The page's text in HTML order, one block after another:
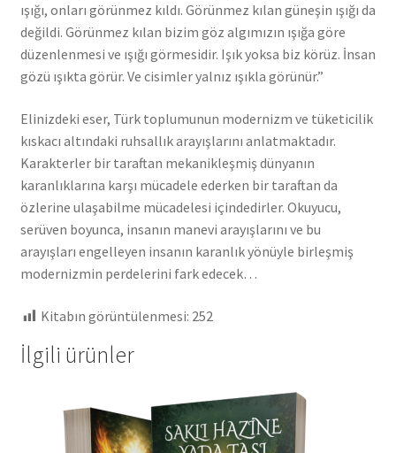
ışığı, onları görünmez kıldı. Görünmez kılan güneşin ışığı da
değildi. Görünmez kılan bizim göz algımızın ışığa göre
düzenlenmesi ve ışığı görmesidir. Işık yoksa biz körüz. İnsan
gözü ışıkta görür. Ve cisimler yalnız ışıkla görünür.”
Elinizdeki eser, Türk toplumunun modernizm ve tüketicilik
kıskacı altındaki ruhsallık arayışlarını anlatmaktadır.
Karakterler bir taraftan mekanikleşmiş dünyanın
karanlıklarına karşı mücadele ederken bir taraftan da
özlerine ulaşabilme mücadelesi içindedirler. Okuyucu,
serüven boyunca, insanın manevi arayışlarını ve bu
arayışları engelleyen insanın karanlık yönüyle birleşmiş
modernizmin perdelerini fark edecek…
Kitabın görüntülenmesi: 252
İlgili ürünler